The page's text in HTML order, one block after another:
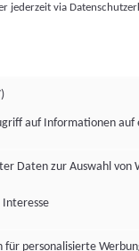
werden, um es
oder einer Webseite
hier aufgeführten
jederzeit via
auf Informationen auf
Daten zur Auswahl von
für personalisierte